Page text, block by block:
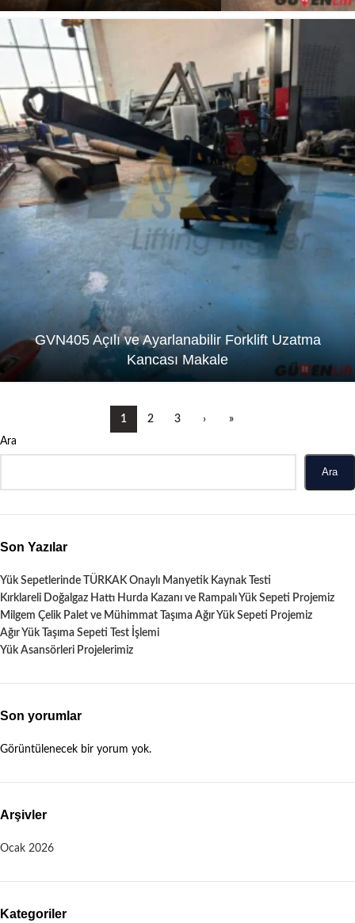
GVN405 Açılı ve Ayarlanabilir Forklift Uzatma
Kancası Makale
1 2 3 ›
»
Ara
Ara
Son Yazılar
Yük Sepetlerinde TÜRKAK Onaylı Manyetik Kaynak Testi
Kırklareli Doğalgaz Hattı Hurda Kazanı ve Rampalı Yük Sepeti Projemiz
Milgem Çelik Palet ve Mühimmat Taşıma Ağır Yük Sepeti Projemiz
Ağır Yük Taşıma Sepeti Test İşlemi
Yük Asansörleri Projelerimiz
Son yorumlar
Görüntülenecek bir yorum yok.
Arşivler
Ocak 2026
Kategoriler